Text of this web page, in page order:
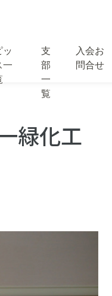
ッ
一
支
部
一
覧
入会お
問合せ
緑化工